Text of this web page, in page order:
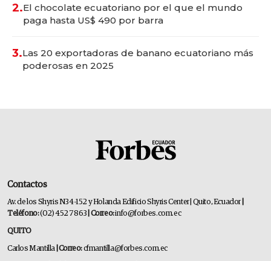
2.El chocolate ecuatoriano por el que el mundo
paga hasta US$ 490 por barra
3.Las 20 exportadoras de banano ecuatoriano más
poderosas en 2025
Contactos
Av. de los Shyris N34-152 y Holanda Edificio Shyris Center | Quito, Ecuador
Teléfono:(02) 452 7863 | Correo:info@forbes.com.ec
QUITO
Carlos Mantilla | Correo:cfmantilla@forbes.com.ec